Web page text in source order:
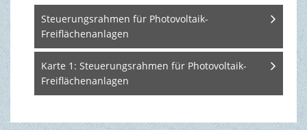
Steuerungsrahmen für Photovoltaik-
Freiflächenanlagen
Karte 1: Steuerungsrahmen für Photovoltaik-
Freiflächenanlagen